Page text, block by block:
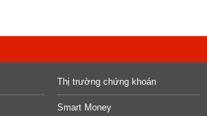
Thị trường chứng khoán
Smart Money